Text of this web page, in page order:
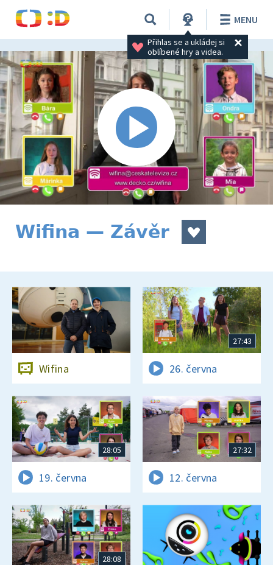
Přihlas se a ukládej si
oblíbené hry a videa.
MENU
Wifina — Závěr
Wifina
27:43
26. června
28:05
19. června
27:32
12. června
28:08